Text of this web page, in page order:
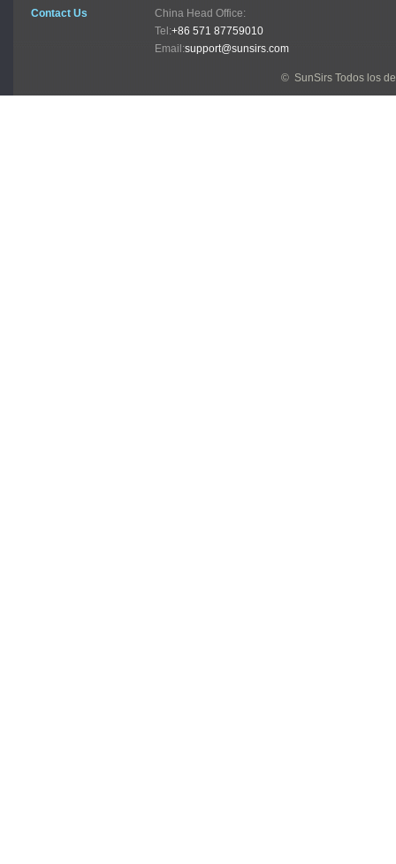
Contact Us
China Head Office:
Tel:+86 571 87759010
Email:support@sunsirs.com
© SunSirs Todos los